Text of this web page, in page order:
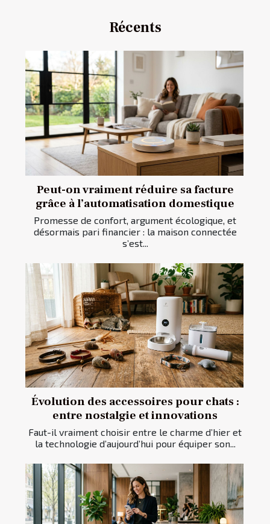
Récents
Peut-on vraiment réduire sa facture
grâce à l’automatisation domestique
Promesse de confort, argument écologique, et
désormais pari financier : la maison connectée
s’est...
Évolution des accessoires pour chats :
entre nostalgie et innovations
Faut-il vraiment choisir entre le charme d’hier et
la technologie d’aujourd’hui pour équiper son...